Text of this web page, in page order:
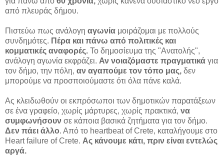
από πλευράς δήμου.
Πιστεύω πως ανάλογη αγωνία μοιράζομαι με πολλούς
συνδημότες. Πέρα και πάνω από πολιτικές και
κομματικές αναφορές. Το δημοσίευμα της "Ανατολής",
ανάλογη αγωνία εκφράζει. Αν νοιαζόμαστε πραγματικά για
τον δήμο, την πόλη, αν αγαπούμε τον τόπο μας, δεν
μπορούμε να προσποιούμαστε ότι όλα πάνε καλά.
Ας κλειδωθούν οι εκπρόσωποι των δημοτικών παρατάξεων
σε ένα γραφείο, χωρίς μάρτυρες, χωρίς πρακτικά, να
συμφωνήσουν σε κάποια βασικά ζητήματα για τον δήμο.
Δεν πάει άλλο. Από το heartbeat of Crete, καταλήγουμε στο
Heart failure of Crete. Ας κάνουμε κάτι, πριν είναι εντελώς
αργά.